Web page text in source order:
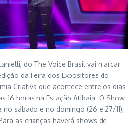
do The Voice Brasil vai marcar
da Feira dos Expositores do
Criativa que acontece entre os dias
16 horas na Estação Atibaia. O Show
sábado e no domingo (26 e 27/11),
as crianças haverá shows de